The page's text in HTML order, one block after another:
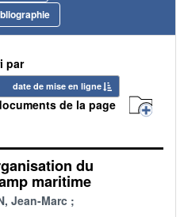
par
date de mise en ligne
de la page
du
maritime
Jean-Marc